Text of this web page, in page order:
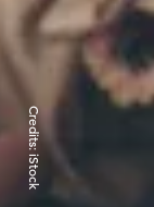
Credits:
iStock